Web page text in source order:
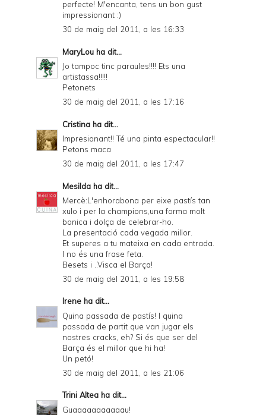
perfecte! M'encanta, tens un bon gust
impressionant :)
30 de maig del 2011, a les 16:33
MaryLou ha dit...
Jo tampoc tinc paraules!!!! Ets una
artistassa!!!!!
Petonets
30 de maig del 2011, a les 17:16
Cristina ha dit...
Impresionant!! Té una pinta espectacular!!
Petons maca
30 de maig del 2011, a les 17:47
Mesilda ha dit...
Mercè:L'enhorabona per eixe pastís tan
xulo i per la champions,una forma molt
bonica i dolça de celebrar-ho.
La presentació cada vegada millor.
Et superes a tu mateixa en cada entrada.
I no és una frase feta.
Besets i ..Visca el Barça!
30 de maig del 2011, a les 19:58
Irene ha dit...
Quina passada de pastís! I quina
passada de partit que van jugar els
nostres cracks, eh? Si és que ser del
Barça és el millor que hi ha!
Un petó!
30 de maig del 2011, a les 21:06
Trini Altea ha dit...
Guaaaaaaaaaaau!